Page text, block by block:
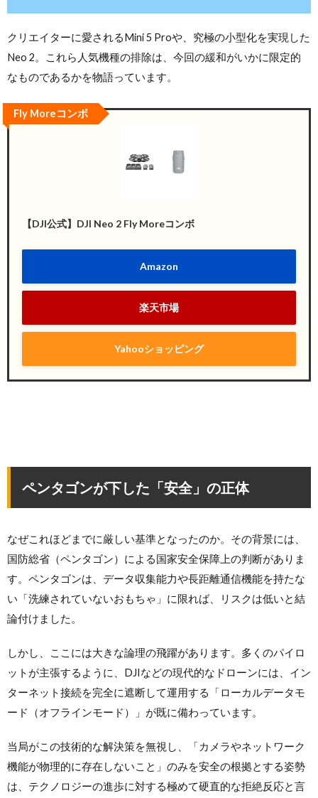
クリエイターに愛されるMini 5 Proや、究極の小型化を実現した
Neo 2。これら人気機種の排除は、今回の緩和がいかに限定的
なものであるかを物語っています。
【DJI公式】DJI Neo 2 Fly Moreコンボ
Amazon
楽天市場
Yahooショッピング
Fly Moreコンボ
ペンタゴンが下した「安全」の正体
なぜこれほどまでに厳しい基準となったのか。その背景には、
国防総省（ペンタゴン）による国家安全保障上の判断がありま
す。ペンタゴンは、データ収集能力や長距離通信機能を持たな
い「洗練されていないおもちゃ」に限れば、リスクは低いと結
論付けました。
しかし、ここには大きな論理の飛躍があります。多くのパイロ
ットが主張するように、DJIなどの現代的なドローンには、イン
ターネット接続を完全に遮断して運用する「ローカルデータモ
ード（オフラインモード）」が既に備わっています。
当局がこの技術的な解決策を無視し、「カメラやネットワーク
機能が物理的に存在しないこと」のみを安全の根拠とする姿勢
は、テクノロジーの進歩に対する極めて硬直的な拒絶反応と言